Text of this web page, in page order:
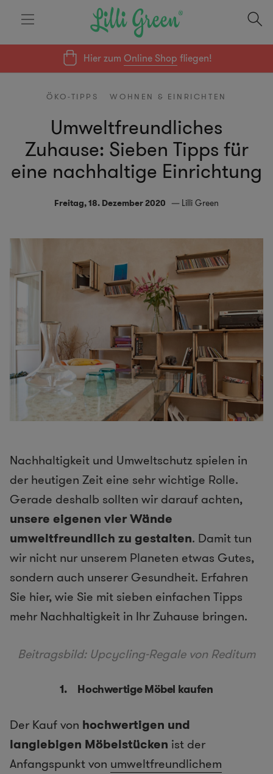
Hier zumOnline Shop fliegen!
ÖKO-TIPPS WOHNEN & EINRICHTEN
Umweltfreundliches
Zuhause: Sieben Tipps für
eine nachhaltige Einrichtung
Freitag, 18. Dezember 2020 Lilli Green
Nachhaltigkeit und Umweltschutz spielen in
der heutigen Zeit eine sehr wichtige Rolle.
Gerade deshalb sollten wir darauf achten,
unsere eigenen vier Wände
umweltfreundlich zu gestalten. Damit tun
wir nicht nur unserem Planeten etwas Gutes,
sondern auch unserer Gesundheit. Erfahren
Sie hier, wie Sie mit sieben einfachen Tipps
mehr Nachhaltigkeit in Ihr Zuhause bringen.
Beitragsbild: Upcycling-Regale von Reditum
1. Hochwertige Möbel kaufen
Der Kauf von hochwertigen und
langlebigen Möbelstücken ist der
Anfangspunkt von umweltfreundlichem